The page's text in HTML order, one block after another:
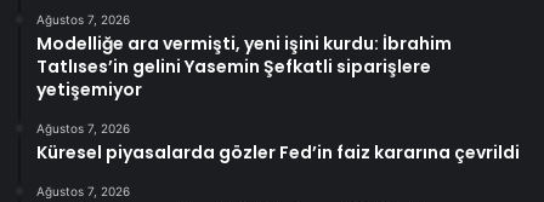
Ağustos 7, 2026
Modelliğe ara vermişti, yeni işini kurdu: İbrahim
Tatlıses’in gelini Yasemin Şefkatli siparişlere
yetişemiyor
Ağustos 7, 2026
Küresel piyasalarda gözler Fed’in faiz kararına çevrildi
Ağustos 7, 2026